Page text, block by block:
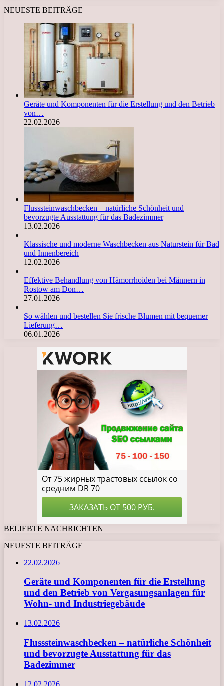
NEUESTE BEITRÄGE
Geräte und Komponenten für die Erstellung und den Betrieb
von…
22.02.2026
Flusssteinwaschbecken – natürliche Schönheit und
bevorzugte Ausstattung für das Badezimmer
13.02.2026
Klassische und moderne Waschbecken aus Naturstein für Bad
und Innenbereich
12.02.2026
Effektive Behandlung von Hämorrhoiden bei Männern in
Rostow am Don…
27.01.2026
So wählen und bestellen Sie frische Blumen mit bequemer
Lieferung…
06.01.2026
BELIEBTE NACHRICHTEN
NEUESTE BEITRÄGE
22.02.2026
Geräte und Komponenten für die Erstellung
und den Betrieb von Vergasungsanlagen für
Wohn- und Industriegebäude
13.02.2026
Flusssteinwaschbecken – natürliche Schönheit
und bevorzugte Ausstattung für das
Badezimmer
12.02.2026